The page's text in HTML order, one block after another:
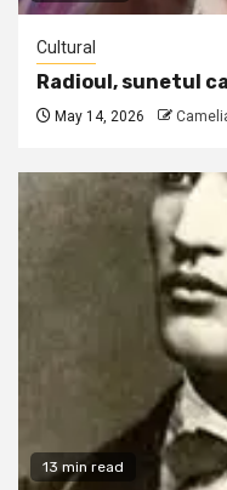
Cultural
Radioul, sunetul
May 14, 2026
13 min read